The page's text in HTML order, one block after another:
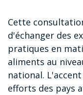
Cette
d'échanger des
pratiques en
aliments au
national.
efforts des pays